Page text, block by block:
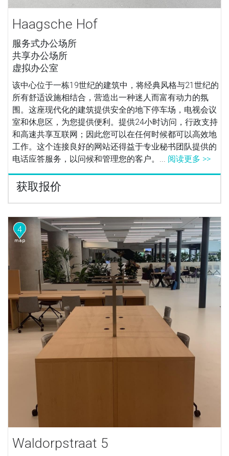
Haagsche Hof
服务式办公场所
共享办公场所
虚拟办公室
该中心位于一栋19世纪的建筑中，将经典风格与21世纪的
所有舒适设施相结合，营造出一种迷人而富有动力的氛
围。这座现代化的建筑提供安全的地下停车场，电视会议
室和休息区，为您提供便利。提供24小时访问，行政支持
和高速共享互联网；因此您可以在任何时候都可以高效地
工作。这个连接良好的网站还得益于专业秘书团队提供的
电话应答服务，以问候和管理您的客户。... 阅读更多 >>
获取报价
4
Waldorpstraat 5